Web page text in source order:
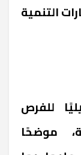
التنمية
للفرص
موضحًا